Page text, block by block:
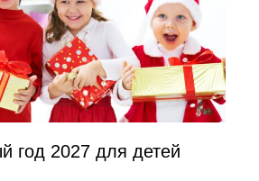
год 2027 для детей